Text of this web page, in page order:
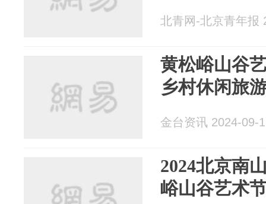
北青网-北京青年报
黄松峪山谷
乡村休闲旅
金台资讯 2024-09-
2024北京南
峪山谷艺术